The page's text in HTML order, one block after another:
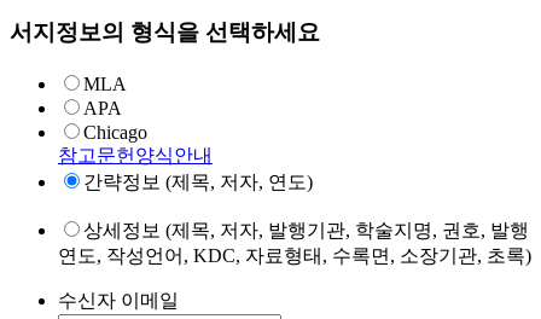
서지정보의 형식을 선택하세요
MLA
APA
Chicago
참고문헌양식안내
간략정보 (제목, 저자, 연도)
상세정보 (제목, 저자, 발행기관, 학술지명, 권호, 발행
연도, 작성언어, KDC, 자료형태, 수록면, 소장기관, 초록)
수신자 이메일